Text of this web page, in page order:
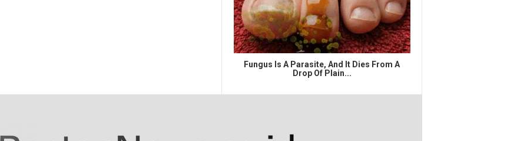
Fungus Is A Parasite, And It Dies From A
Drop Of Plain...